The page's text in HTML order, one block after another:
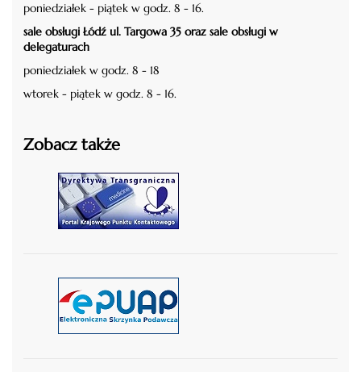
poniedziałek - piątek w godz. 8 - 16.
sale obsługi Łódź ul. Targowa 35 oraz sale obsługi w
delegaturach
poniedziałek w godz. 8 - 18
wtorek - piątek w godz. 8 - 16.
Zobacz także
czytaj więcej
czytaj więcej